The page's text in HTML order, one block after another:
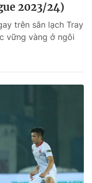
2023/24)
trên sân lạch Tray
vững vàng ở ngôi